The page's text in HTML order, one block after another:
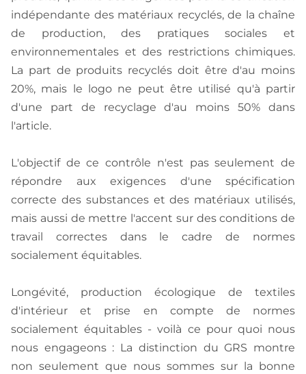
indépendante des matériaux recyclés, de la chaîne
de production, des pratiques sociales et
environnementales et des restrictions chimiques.
La part de produits recyclés doit être d'au moins
20%, mais le logo ne peut être utilisé qu'à partir
d'une part de recyclage d'au moins 50% dans
l'article.
L'objectif de ce contrôle n'est pas seulement de
répondre aux exigences d'une spécification
correcte des substances et des matériaux utilisés,
mais aussi de mettre l'accent sur des conditions de
travail correctes dans le cadre de normes
socialement équitables.
Longévité, production écologique de textiles
d'intérieur et prise en compte de normes
socialement équitables - voilà ce pour quoi nous
nous engageons : La distinction du GRS montre
non seulement que nous sommes sur la bonne